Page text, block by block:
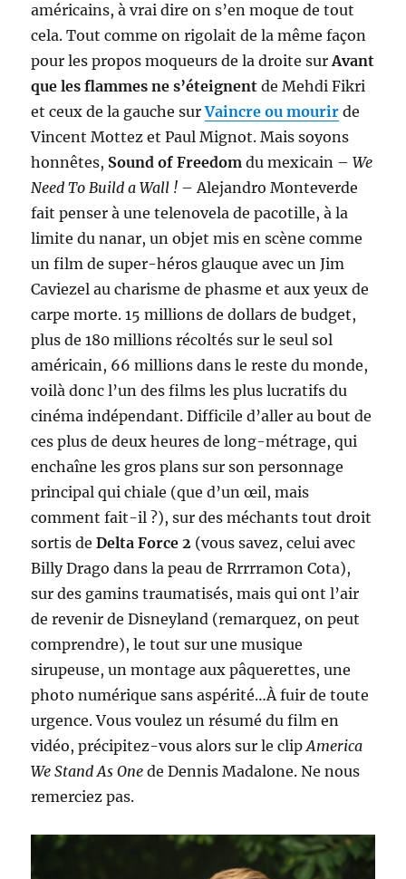
américains, à vrai dire on s’en moque de tout
cela. Tout comme on rigolait de la même façon
pour les propos moqueurs de la droite surAvant
que les flammes ne s’éteignentde Mehdi Fikri
et ceux de la gauche sur Vaincre ou mourir de
Vincent Mottez et Paul Mignot. Mais soyons
honnêtes, Sound of Freedomdu mexicain –We
Need To Build a Wall ! – Alejandro Monteverde
fait penser à une telenovela de pacotille, à la
limite du nanar, un objet mis en scène comme
un film de super-héros glauque avec un Jim
Caviezel au charisme de phasme et aux yeux de
carpe morte. 15 millions de dollars de budget,
plus de 180 millions récoltés sur le seul sol
américain, 66 millions dans le reste du monde,
voilà donc l’un des films les plus lucratifs du
cinéma indépendant. Difficile d’aller au bout de
ces plus de deux heures de long-métrage, qui
enchaîne les gros plans sur son personnage
principal qui chiale (que d’un œil, mais
comment fait-il ?), sur des méchants tout droit
sortis deDelta Force 2 (vous savez, celui avec
Billy Drago dans la peau de Rrrrramon Cota),
sur des gamins traumatisés, mais qui ont l’air
de revenir de Disneyland (remarquez, on peut
comprendre), le tout sur une musique
sirupeuse, un montage aux pâquerettes, une
photo numérique sans aspérité…À fuir de toute
urgence. Vous voulez un résumé du film en
vidéo, précipitez-vous alors sur le clipAmerica
We Stand As One de Dennis Madalone. Ne nous
remerciez pas.